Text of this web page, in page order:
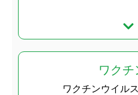
ワクチ
ワクチンウイル